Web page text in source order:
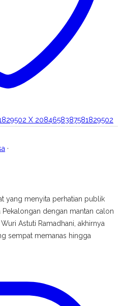
X 2084658387581829502
·
yang menyita perhatian publik
Pekalongan dengan mantan calon
Astuti Ramadhani, akhirnya
sempat memanas hingga